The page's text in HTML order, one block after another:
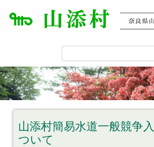
山添村簡易水道一般競争
ついて